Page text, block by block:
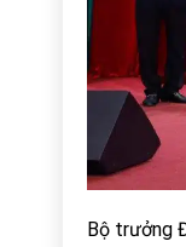
Bộ trưởng